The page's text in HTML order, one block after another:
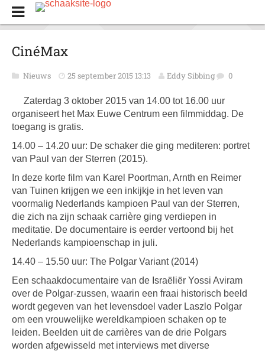
CinéMax
Nieuws 25 september 2015 13:13 Eddy Sibbing 0
Zaterdag 3 oktober 2015 van 14.00 tot 16.00 uur
organiseert het Max Euwe Centrum een filmmiddag. De
toegang is gratis.
14.00 – 14.20 uur: De schaker die ging mediteren: portret
van Paul van der Sterren (2015).
In deze korte film van Karel Poortman, Arnth en Reimer
van Tuinen krijgen we een inkijkje in het leven van
voormalig Nederlands kampioen Paul van der Sterren,
die zich na zijn schaak carrière ging verdiepen in
meditatie. De documentaire is eerder vertoond bij het
Nederlands kampioenschap in juli.
14.40 – 15.50 uur: The Polgar Variant (2014)
Een schaakdocumentaire van de Israëliër Yossi Aviram
over de Polgar-zussen, waarin een fraai historisch beeld
wordt gegeven van het levensdoel vader Laszlo Polgar
om een vrouwelijke wereldkampioen schaken op te
leiden. Beelden uit de carrières van de drie Polgars
worden afgewisseld met interviews met diverse